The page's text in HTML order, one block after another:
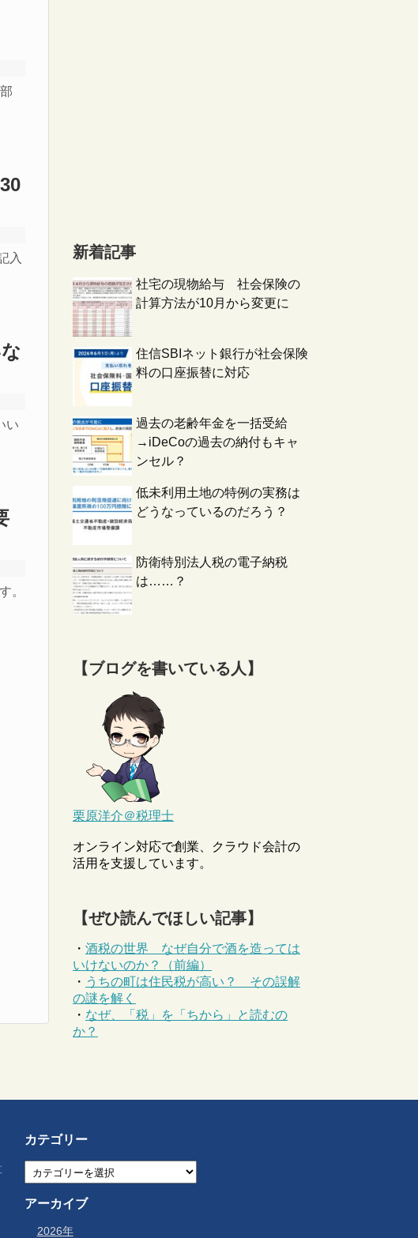
入
い
。
新着記事
社宅の現物給与 社会保険の
計算方法が10月から変更に
住信SBIネット銀行が社会保険
料の口座振替に対応
過去の老齢年金を一括受給
→iDeCoの過去の納付もキャ
ンセル？
低未利用土地の特例の実務は
どうなっているのだろう？
防衛特別法人税の電子納税
は……？
【ブログを書いている人】
栗原洋介＠税理士
オンライン対応で創業、クラウド会計の
活用を支援しています。
【ぜひ読んでほしい記事】
・ 酒税の世界 なぜ自分で酒を造っては
いけないのか？（前編）
・ うちの町は住民税が高い？ その誤解
の謎を解く
・ なぜ、「税」を「ちから」と読むの
か？
カテゴリー
アーカイブ
2026年